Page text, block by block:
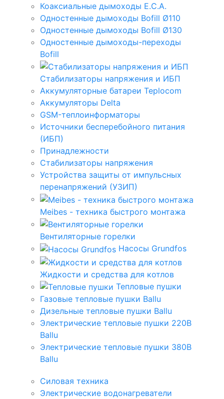
Коаксиальные дымоходы E.C.A.
Одностенные дымоходы Bofill Ø110
Одностенные дымоходы Bofill Ø130
Одностенные дымоходы-переходы
Bofill
Стабилизаторы напряжения и ИБП
Аккумуляторные батареи Teplocom
Аккумуляторы Delta
GSM-теплоинформаторы
Источники бесперебойного питания
(ИБП)
Принадлежности
Стабилизаторы напряжения
Устройства защиты от импульсных
перенапряжений (УЗИП)
Meibes - техника быстрого монтажа
Вентиляторные горелки
Насосы Grundfos
Жидкости и средства для котлов
Тепловые пушки
Газовые тепловые пушки Ballu
Дизельные тепловые пушки Ballu
Электрические тепловые пушки 220В
Ballu
Электрические тепловые пушки 380В
Ballu
Силовая техника
Электрические водонагреватели